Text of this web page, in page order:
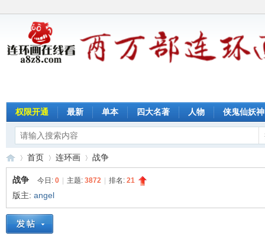
权限开通 最新 单本 四大名著 人物 侠鬼仙妖神
连»
首页
›
连环画
›
战争
战争 今日: 0 主题: 3872 排名: 21
版主: angel